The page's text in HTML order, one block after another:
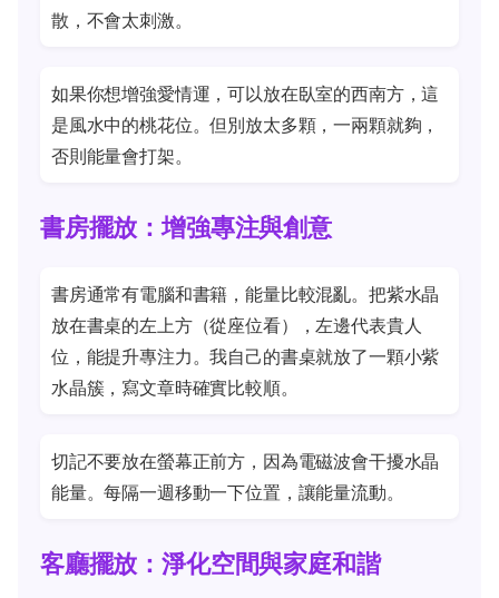
散，不會太刺激。
如果你想增強愛情運，可以放在臥室的西南方，這
是風水中的桃花位。但別放太多顆，一兩顆就夠，
否則能量會打架。
書房擺放：增強專注與創意
書房通常有電腦和書籍，能量比較混亂。把紫水晶
放在書桌的左上方（從座位看），左邊代表貴人
位，能提升專注力。我自己的書桌就放了一顆小紫
水晶簇，寫文章時確實比較順。
切記不要放在螢幕正前方，因為電磁波會干擾水晶
能量。每隔一週移動一下位置，讓能量流動。
客廳擺放：淨化空間與家庭和諧